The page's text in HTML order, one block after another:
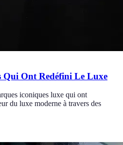
Qui Ont Redéfini Le Luxe
iconiques luxe qui ont
du luxe moderne à travers des